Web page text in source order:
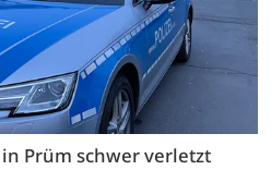
Prüm schwer verletzt